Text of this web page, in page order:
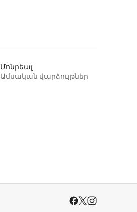
Մոնրեալ
Ամսական վարձույթներ